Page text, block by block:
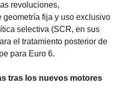
revoluciones,
geometría fija y uso exclusivo
selectiva (SCR, en sus
el tratamiento posterior de
para Euro 6.
tras los nuevos motores